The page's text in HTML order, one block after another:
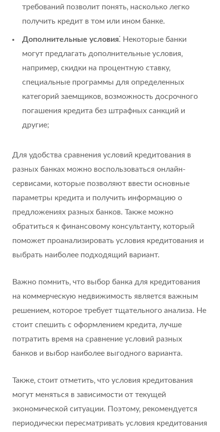
требований позволит понять‚ насколько легко
получить кредит в том или ином банке.
Дополнительные условия⁚ Некоторые банки
могут предлагать дополнительные условия‚
например‚ скидки на процентную ставку‚
специальные программы для определенных
категорий заемщиков‚ возможность досрочного
погашения кредита без штрафных санкций и
другие;
Для удобства сравнения условий кредитования в
разных банках можно воспользоваться онлайн-
сервисами‚ которые позволяют ввести основные
параметры кредита и получить информацию о
предложениях разных банков. Также можно
обратиться к финансовому консультанту‚ который
поможет проанализировать условия кредитования и
выбрать наиболее подходящий вариант.
Важно помнить‚ что выбор банка для кредитования
на коммерческую недвижимость является важным
решением‚ которое требует тщательного анализа. Не
стоит спешить с оформлением кредита‚ лучше
потратить время на сравнение условий разных
банков и выбор наиболее выгодного варианта.
Также‚ стоит отметить‚ что условия кредитования
могут меняться в зависимости от текущей
экономической ситуации. Поэтому‚ рекомендуется
периодически пересматривать условия кредитования